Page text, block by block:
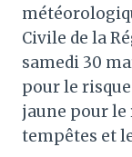
Civile de la
samedi 30
pour le
jaune pour le
tempêtes et